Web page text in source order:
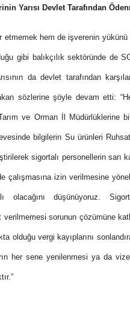
Yarısı Devlet Tarafından
etmemek hem de işverenin
gibi balıkçılık sektöründe de
da devlet tarafından
sözlerine şöyle devam etti:
Tarım ve Orman İl Müdürlüklerine
bilgilerin Su ürünleri
sigortalı personellerin sarı
çalışmasına izin verilmesine
olacağını düşünüyoruz.
verilmemesi sorunun çözümüne
olduğu vergi kayıplarını
her sene yenilenmesi ya da